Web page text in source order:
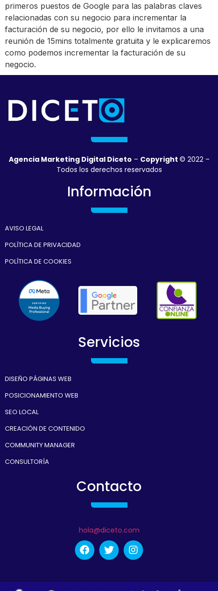
primeros puestos de Google para las palabras claves
relacionadas con su negocio para incrementar la
facturación de su negocio, por ello le invitamos a una
reunión de 15mins totalmente gratuita y le explicaremos
como podemos incrementar la facturación de su
negocio.
Agencia Marketing Digital Diceto – Copyright © 2022 –
Todos los derechos reservados
Información
AVISO LEGAL
POLÍTICA DE PRIVACIDAD
POLÍTICA DE COOKIES
Servicios
DISEÑO PÁGINAS WEB
POSICIONAMIENTO WEB
SEO LOCAL
CREACIÓN DE CONTENIDO
COMMUNITY MANAGER
CONSULTORÍA
Contacto
hola@diceto.com